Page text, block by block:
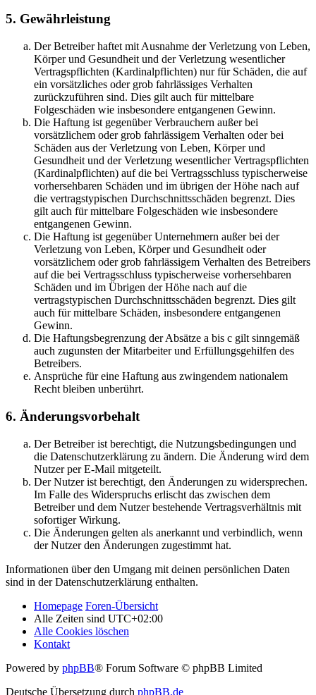
5. Gewährleistung
Der Betreiber haftet mit Ausnahme der Verletzung von Leben,
Körper und Gesundheit und der Verletzung wesentlicher
Vertragspflichten (Kardinalpflichten) nur für Schäden, die auf
ein vorsätzliches oder grob fahrlässiges Verhalten
zurückzuführen sind. Dies gilt auch für mittelbare
Folgeschäden wie insbesondere entgangenen Gewinn.
Die Haftung ist gegenüber Verbrauchern außer bei
vorsätzlichem oder grob fahrlässigem Verhalten oder bei
Schäden aus der Verletzung von Leben, Körper und
Gesundheit und der Verletzung wesentlicher Vertragspflichten
(Kardinalpflichten) auf die bei Vertragsschluss typischerweise
vorhersehbaren Schäden und im übrigen der Höhe nach auf
die vertragstypischen Durchschnittsschäden begrenzt. Dies
gilt auch für mittelbare Folgeschäden wie insbesondere
entgangenen Gewinn.
Die Haftung ist gegenüber Unternehmern außer bei der
Verletzung von Leben, Körper und Gesundheit oder
vorsätzlichem oder grob fahrlässigem Verhalten des Betreibers
auf die bei Vertragsschluss typischerweise vorhersehbaren
Schäden und im Übrigen der Höhe nach auf die
vertragstypischen Durchschnittsschäden begrenzt. Dies gilt
auch für mittelbare Schäden, insbesondere entgangenen
Gewinn.
Die Haftungsbegrenzung der Absätze a bis c gilt sinngemäß
auch zugunsten der Mitarbeiter und Erfüllungsgehilfen des
Betreibers.
Ansprüche für eine Haftung aus zwingendem nationalem
Recht bleiben unberührt.
6. Änderungsvorbehalt
Der Betreiber ist berechtigt, die Nutzungsbedingungen und
die Datenschutzerklärung zu ändern. Die Änderung wird dem
Nutzer per E-Mail mitgeteilt.
Der Nutzer ist berechtigt, den Änderungen zu widersprechen.
Im Falle des Widerspruchs erlischt das zwischen dem
Betreiber und dem Nutzer bestehende Vertragsverhältnis mit
sofortiger Wirkung.
Die Änderungen gelten als anerkannt und verbindlich, wenn
der Nutzer den Änderungen zugestimmt hat.
Informationen über den Umgang mit deinen persönlichen Daten
sind in der Datenschutzerklärung enthalten.
Homepage Foren-Übersicht
Alle Zeiten sind UTC+02:00
Alle Cookies löschen
Kontakt
Powered by phpBB® Forum Software © phpBB Limited
Deutsche Übersetzung durch phpBB.de